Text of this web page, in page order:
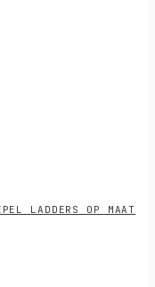
LADDERS OP MAAT